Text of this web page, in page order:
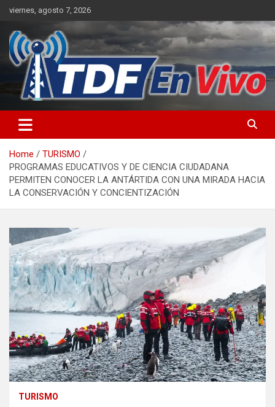
Skip
content
viernes, agosto 7, 2026
Home
TURISMO
PROGRAMAS EDUCATIVOS Y DE CIENCIA CIUDADANA
PERMITEN CONOCER LA ANTÁRTIDA CON UNA MIRADA HACIA
LA CONSERVACIÓN Y CONCIENTIZACIÓN
TURISMO